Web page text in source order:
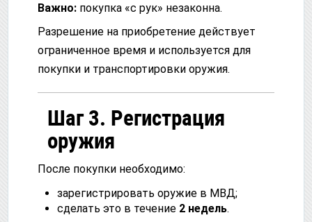
Важно: покупка «с рук» незаконна.
Разрешение на приобретение действует
ограниченное время и используется для
покупки и транспортировки оружия.
Шаг 3. Регистрация
оружия
После покупки необходимо:
зарегистрировать оружие в МВД;
сделать это в течение 2 недель.